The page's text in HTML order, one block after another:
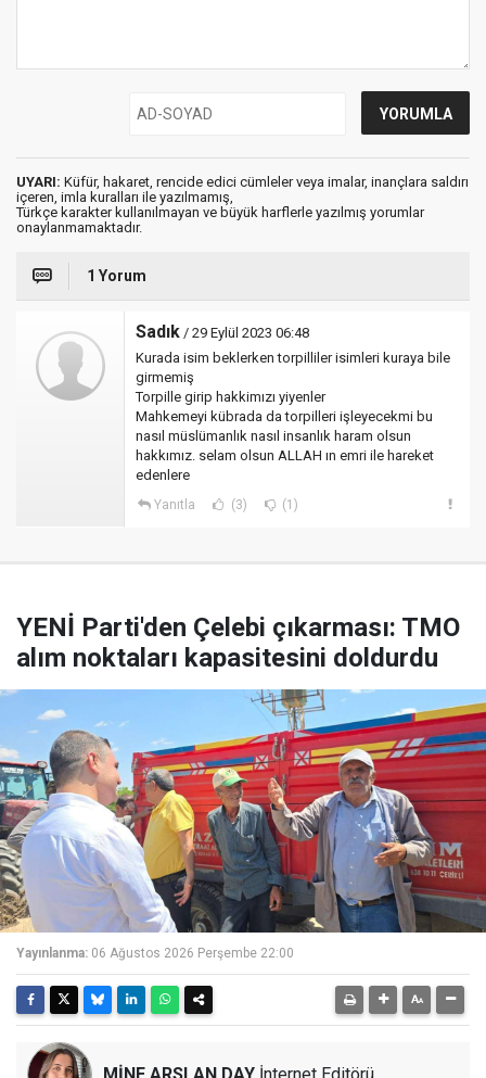
UYARI: Küfür, hakaret, rencide edici cümleler veya imalar, inançlara saldırı
içeren, imla kuralları ile yazılmamış,
Türkçe karakter kullanılmayan ve büyük harflerle yazılmış yorumlar
onaylanmamaktadır.
1 Yorum
Sadık / 29 Eylül 2023 06:48
Kurada isim beklerken torpilliler isimleri kuraya bile
girmemiş
Torpille girip hakkimızı yiyenler
Mahkemeyi kübrada da torpilleri işleyecekmi bu
nasıl müslümanlık nasıl insanlık haram olsun
hakkımız. selam olsun ALLAH ın emri ile hareket
edenlere
Yanıtla (3) (1)
YENİ Parti'den Çelebi çıkarması: TMO
alım noktaları kapasitesini doldurdu
Yayınlanma: 06 Ağustos 2026 Perşembe 22:00